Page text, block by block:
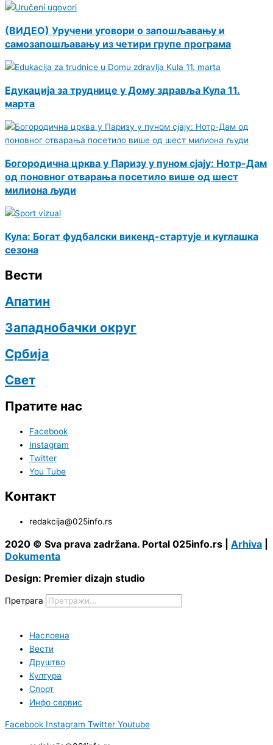
(ВИДЕО) Уручени уговори о запошљавању и
самозапошљавању из четири групе програма
Едукација за труднице у Дому здравља Кула 11.
марта
Богородична црква у Паризу у пуном сјају: Нотр-Дам
од поновног отварања посетило више од шест
милиона људи
Кула: Богат фудбалски викенд-стартује и куглашка
сезона
Вести
Апатин
Западнобачки округ
Србија
Свет
Пратите нас
Facebook
Instagram
Twitter
You Tube
Контакт
redakcija@025info.rs
2020 © Sva prava zadržana. Portal 025info.rs | Arhiva
Dokumenta
Design: Premier dizajn studio
Претрага
Насловна
Вести
Друштво
Култура
Спорт
Инфо сервис
Facebook Instagram Twitter Youtube